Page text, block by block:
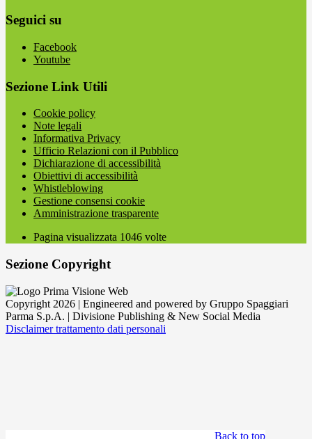
Seguici su
Facebook
Youtube
Sezione Link Utili
Cookie policy
Note legali
Informativa Privacy
Ufficio Relazioni con il Pubblico
Dichiarazione di accessibilità
Obiettivi di accessibilità
Whistleblowing
Gestione consensi cookie
Amministrazione trasparente
Pagina visualizzata 1046 volte
Sezione Copyright
Copyright 2026 | Engineered and powered by Gruppo Spaggiari
Parma S.p.A. | Divisione Publishing & New Social Media
Disclaimer trattamento dati personali
Back to top